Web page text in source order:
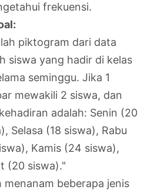
frekuensi.
piktogram dari data
siswa yang hadir di kelas
seminggu. Jika 1
mewakili 2 siswa, dan
adalah: Senin (20
Selasa (18 siswa), Rabu
Kamis (24 siswa),
(20 siswa)."
menanam beberapa jenis